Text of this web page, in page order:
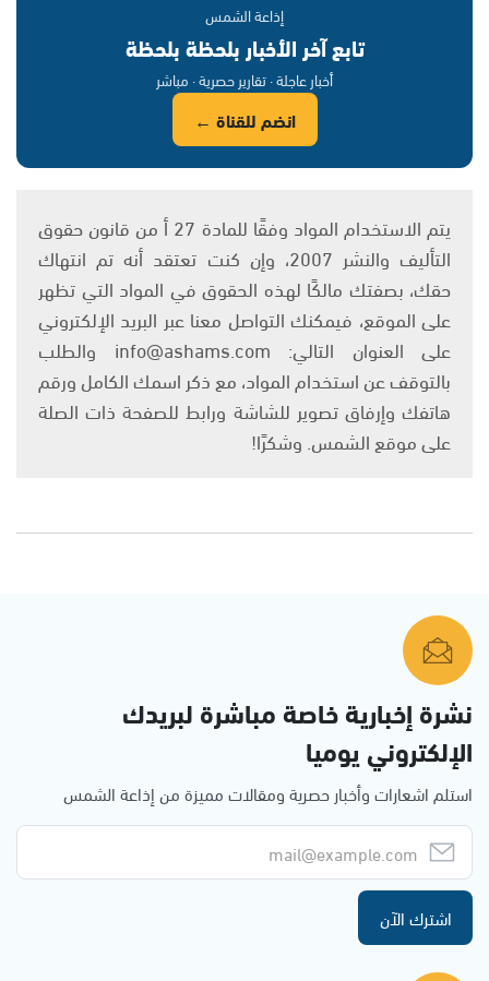
إذاعة الشمس
تابع آخر الأخبار بلحظة بلحظة
أخبار عاجلة · تقارير حصرية · مباشر
انضم للقناة ←
يتم الاستخدام المواد وفقًا للمادة 27 أ من قانون حقوق
التأليف والنشر 2007، وإن كنت تعتقد أنه تم انتهاك
حقك، بصفتك مالكًا لهذه الحقوق في المواد التي تظهر
على الموقع، فيمكنك التواصل معنا عبر البريد الإلكتروني
على العنوان التالي: info@ashams.com والطلب
بالتوقف عن استخدام المواد، مع ذكر اسمك الكامل ورقم
هاتفك وإرفاق تصوير للشاشة ورابط للصفحة ذات الصلة
على موقع الشمس. وشكرًا!
نشرة إخبارية خاصة مباشرة لبريدك
الإلكتروني يوميا
استلم اشعارات وأخبار حصرية ومقالات مميزة من إذاعة الشمس
اشترك الآن